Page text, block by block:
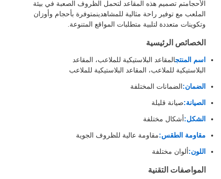
الأحجامتم تصميم هذه المقاعد لتحمل الظروف الصعبة في بيئة
الملعب مع توفير راحة مثالية للمشاهدينمتوفرة بأحجام وأوزان
وتكوينات متعددة لتلبية متطلبات المواقع المتنوعة.
الخصائص الرئيسية
اسم المنتجالمقاعد البلاستيكية للملاعب، المقاعد
البلاستيكية للملاعب، المقاعد البلاستيكية للملاعب
الضمان:الضمانات المختلفة
الصيانة:صيانة قليلة
الشكل:أشكال مختلفة
مقاومة الطقس:مقاومة عالية للظروف الجوية
اللون:ألوان مختلفة
المواصفات التقنية